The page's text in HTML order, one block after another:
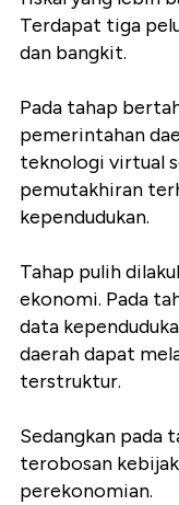
Terdapat tiga
dan bangkit.
Pada tahap
pemerintahan
teknologi virtual
pemutakhiran
kependudukan.
Tahap pulih
ekonomi. Pada
data
daerah dapat
terstruktur.
Sedangkan pada
terobosan
perekonomian.